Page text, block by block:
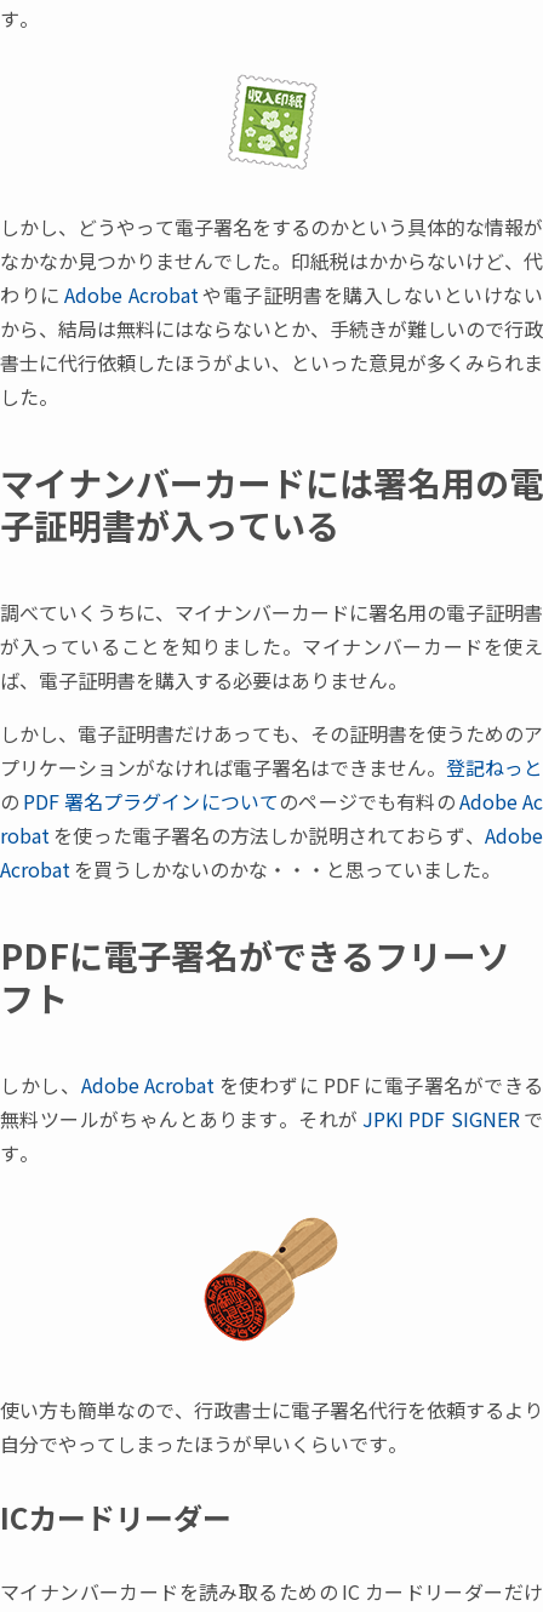
す。
しかし、 どうやって電子署名をするのかという具体的な情報が
なかなか見つかりませんでした。印紙税はかからないけど、 代
わりに Adobe Acrobatや電子証明書を購入しないといけない
から、 結局は無料にはならないとか、 手続きが難しいので行政
書士に代行依頼したほうがよい、 といった意見が多くみられま
した。
マイナンバーカードには署名用の電
子証明書が入っている
調べていくうちに、 マイナンバーカードに署名用の電子証明書
が入っていることを知りました。マイナンバーカードを使え
ば、 電子証明書を購入する必要はありません。
しかし、 電子証明書だけあっても、 その証明書を使うためのア
プリケーションがなければ電子署名はできません。 登記ねっと
の PDF署名プラグインについてのページでも有料のAdobe Ac
robat を使った電子署名の方法しか説明されておらず、 Adobe
Acrobat を買うしかないのかな ・ ・ ・ と思っていました。
PDFに電子署名ができるフリーソ
フト
しかし、 Adobe Acrobat を使わずに PDF に電子署名ができる
無料ツールがちゃんとあります。それが JPKI PDF SIGNERで
す。
使い方も簡単なので、 行政書士に電子署名代行を依頼するより
自分でやってしまったほうが早いくらいです。
ICカードリーダー
マイナンバーカードを読み取るための IC カードリーダーだけ